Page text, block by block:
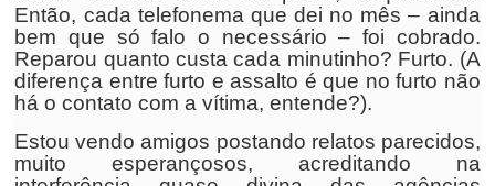
Então, cada telefonema que dei no mês – ainda
bem que só falo o necessário – foi cobrado.
Reparou quanto custa cada minutinho? Furto. (A
diferença entre furto e assalto é que no furto não
há o contato com a vítima, entende?).
Estou vendo amigos postando relatos parecidos,
muito esperançosos, acreditando na